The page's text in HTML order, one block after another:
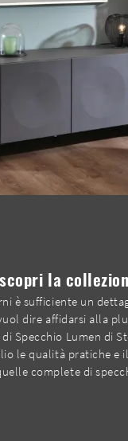
la
è sufficiente un
dire affidarsi alla
Specchio Lumen di
le qualità pratiche
complete di